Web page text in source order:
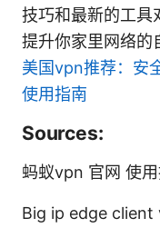
技巧和最新的工具
提升你家里网络的
美国vpn推荐：安
使用指南
Sources:
蚂蚁vpn 官网 使
Big ip edge client